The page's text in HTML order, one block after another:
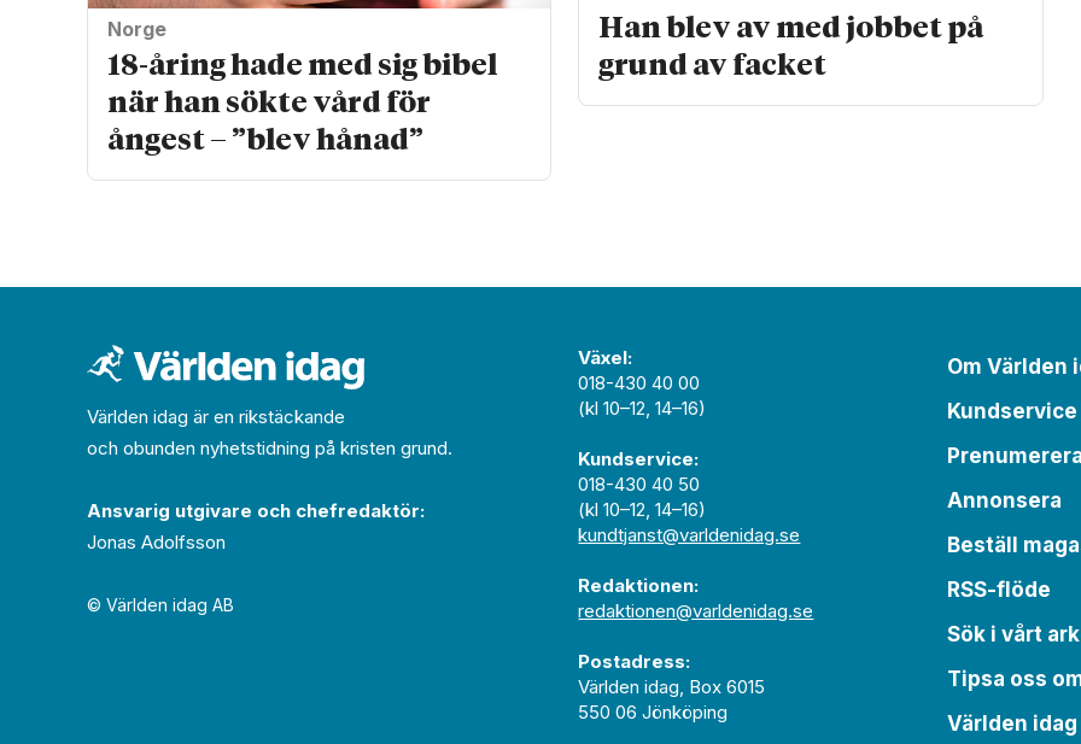
Norge
18-åring hade med sig bibel
när han sökte vård för
ångest – ”blev hånad”
Han blev av med jobbet på
grund av facket
Världen idag är en rikstäckande
och obunden nyhets­­­tidning på kristen grund.
Ansvarig utgivare och chef­redaktör:
Jonas Adolfsson
© Världen idag AB
Växel:
018-430 40 00
(kl 10–12, 14–16)
Kundservice:
018-430 40 50
(kl 10–12, 14–16)
kundtjanst@varldenidag.se
Redaktionen:
redaktionen@varldenidag.se
Postadress:
Världen idag, Box 6015
550 06 Jönköping
Om Världen
Kundservice
Annonsera
Beställ
RSS-flöde
Sök i vårt
Tipsa oss
Världen